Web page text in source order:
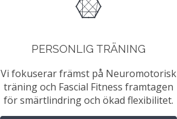
PERSONLIG TRÄNING
Vi fokuserar främst på Neuromotorisk
träning och Fascial Fitness framtagen
för smärtlindring och ökad flexibilitet.